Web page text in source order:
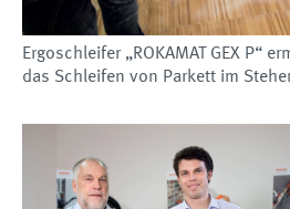
Ergoschleifer „ROKAMAT GEX P“
das Schleifen von Parkett im